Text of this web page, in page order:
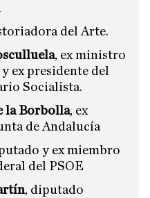
del Arte.
, ex ministro
ex presidente del
Socialista.
la Borbolla, ex
de Andalucía
y ex miembro
del PSOE
, diputado